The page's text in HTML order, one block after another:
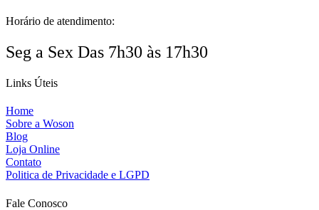
Horário de atendimento:
Seg a Sex Das 7h30 às 17h30
Links Úteis
Home
Sobre a Woson
Blog
Loja Online
Contato
Politica de Privacidade e LGPD
Fale Conosco